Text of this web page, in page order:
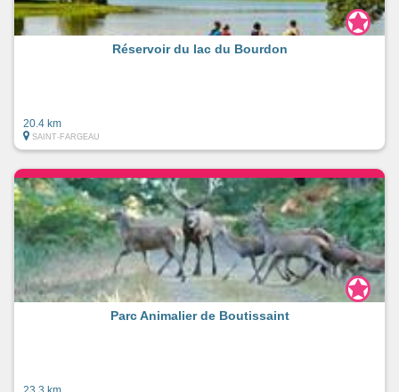
Réservoir du lac du Bourdon
20.4 km
SAINT-FARGEAU
Parc Animalier de Boutissaint